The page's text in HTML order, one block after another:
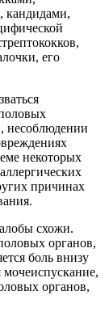
кандидами,
его
несоблюдении
некоторых
причинах
схожи.
органов,
боль внизу
мочеиспускание,
органов,